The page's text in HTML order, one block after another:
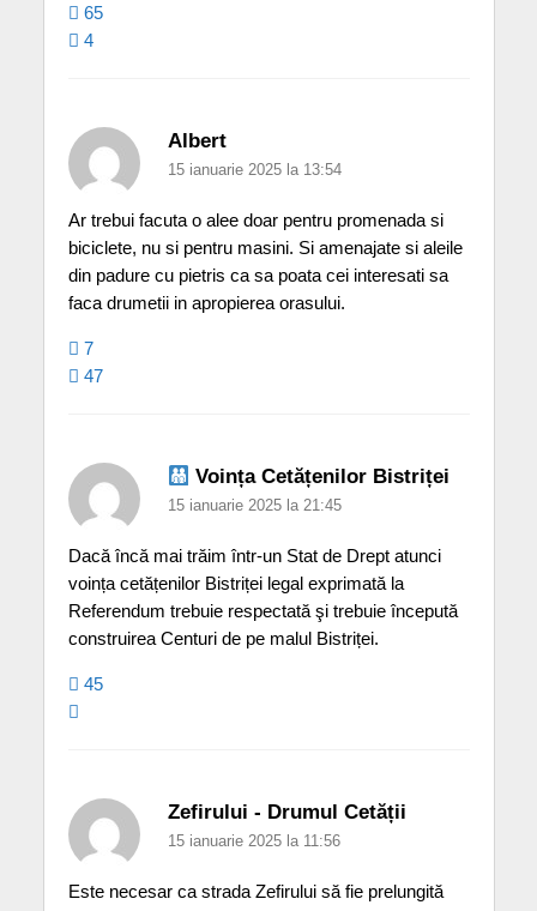
65
4
Albert
15 ianuarie 2025 la 13:54
Ar trebui facuta o alee doar pentru promenada si
biciclete, nu si pentru masini. Si amenajate si aleile
din padure cu pietris ca sa poata cei interesati sa
faca drumetii in apropierea orasului.
7
47
Voința Cetățenilor Bistriței
15 ianuarie 2025 la 21:45
Dacă încă mai trăim într-un Stat de Drept atunci
voința cetățenilor Bistriței legal exprimată la
Referendum trebuie respectată şi trebuie începută
construirea Centuri de pe malul Bistriței.
45
Zefirului - Drumul Cetății
15 ianuarie 2025 la 11:56
Este necesar ca strada Zefirului să fie prelungită